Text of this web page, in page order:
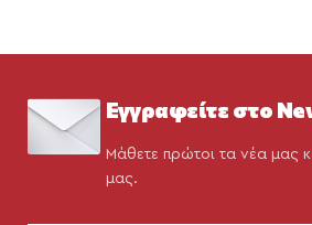
Εγγραφείτε στο
Μάθετε πρώτοι τα νέα μας
μας.